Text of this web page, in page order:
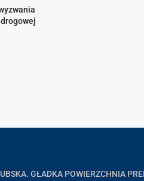
GŁADKA POWIERZCHNIA